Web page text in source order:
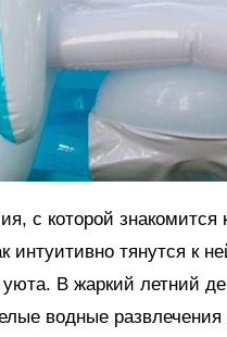
с которой
интуитивно тянутся к
уюта. В жаркий летний
водные